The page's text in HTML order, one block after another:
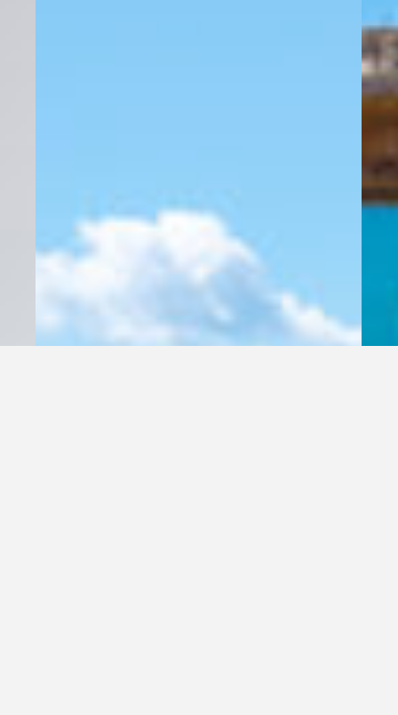
soignée et situation privilégiée aux portes de Palombaggia,
piscine chauffée, vue mer, terrasses aménagées et intérieurs
Équipements :
Climatisation dans toutes les pièces
Piscine chauffée 11×6 m, sécurisée par volet roulant
Cuisine d’été avec plancha